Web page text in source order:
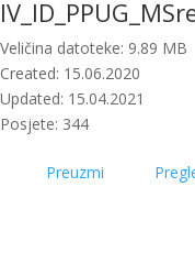
Veličina datoteke: 9.89 MB
Created: 15.06.2020
Updated: 15.04.2021
Posjete: 344
Preuzmi